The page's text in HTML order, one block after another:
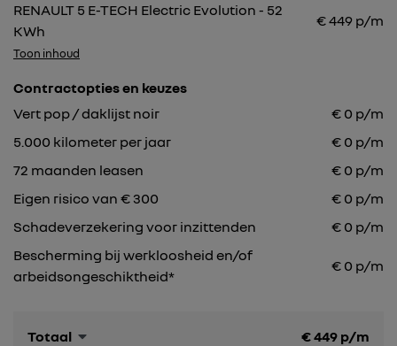
RENAULT 5 E-TECH Electric Evolution - 52
KWh
€449 p/m
Toon inhoud
Contractopties en keuzes
Vert pop / daklijst noir
€ 0 p/m
5.000 kilometer per jaar € 0 p/m
72 maanden leasen € 0 p/m
Eigen risico van € 300
€ 0 p/m
Schadeverzekering voor inzittenden
€ 0 p/m
Bescherming bij werkloosheid en/of
arbeidsongeschiktheid*
€ 0 p/m
Totaal €449 p/m